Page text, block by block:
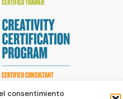
consentimiento